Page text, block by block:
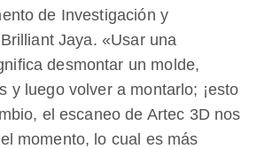
de Investigación y
Jaya. «Usar una
desmontar un molde,
y luego volver a montarlo; ¡esto
el escaneo de Artec 3D nos
momento, lo cual es más